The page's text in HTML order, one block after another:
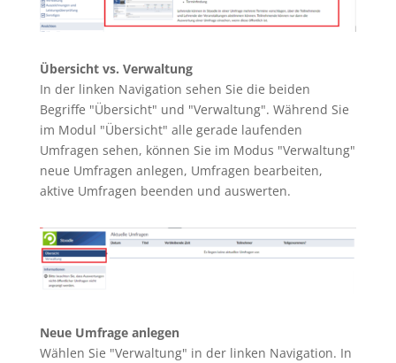
Übersicht vs. Verwaltung
In der linken Navigation sehen Sie die beiden
Begriffe "Übersicht" und "Verwaltung". Während Sie
im Modul "Übersicht" alle gerade laufenden
Umfragen sehen, können Sie im Modus "Verwaltung"
neue Umfragen anlegen, Umfragen bearbeiten,
aktive Umfragen beenden und auswerten.
Neue Umfrage anlegen
Wählen Sie "Verwaltung" in der linken Navigation. In